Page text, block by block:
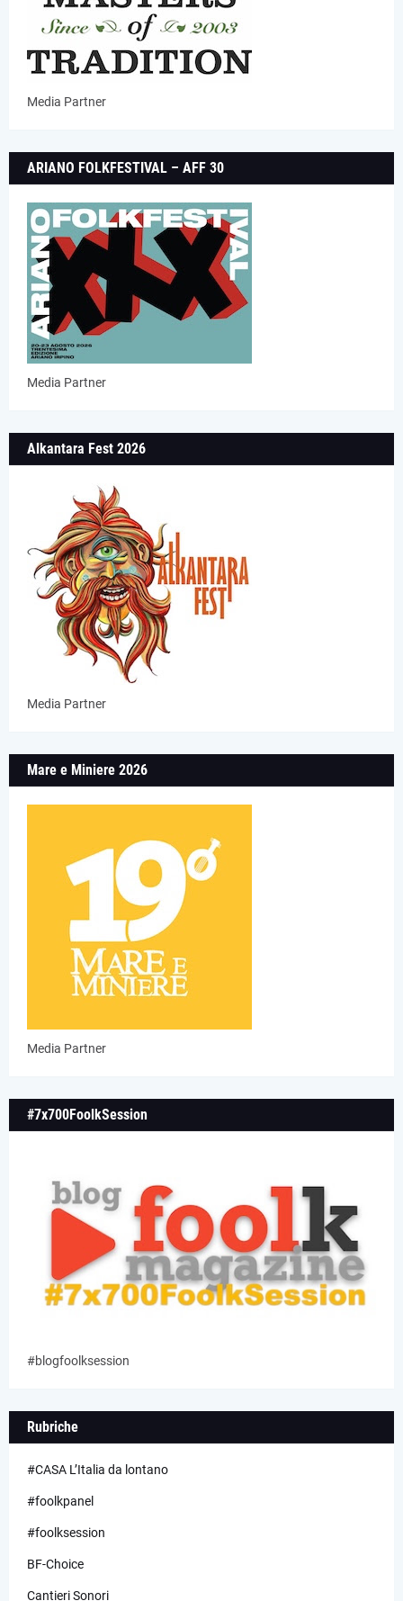
Media Partner
ARIANO FOLKFESTIVAL – AFF 30
Media Partner
Alkantara Fest 2026
Media Partner
Mare e Miniere 2026
Media Partner
#7x700FoolkSession
#blogfoolksession
Rubriche
#CASA L’Italia da lontano
#foolkpanel
#foolksession
BF-Choice
Cantieri Sonori